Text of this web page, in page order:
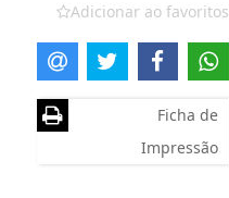
Adicionar ao favoritos
Ficha de
Impressão